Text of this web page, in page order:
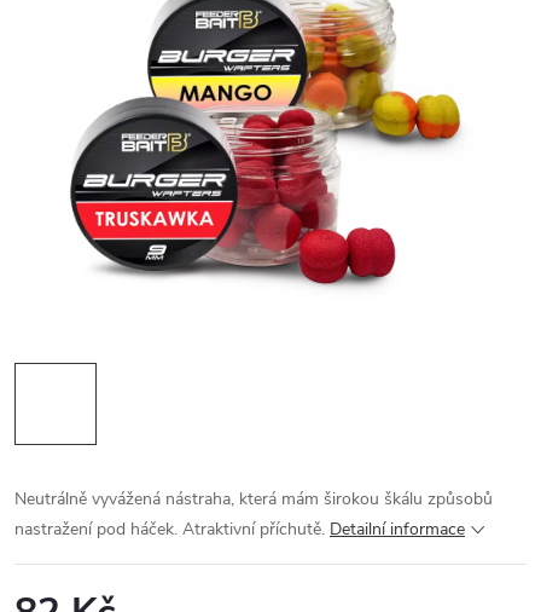
Neutrálně vyvážená nástraha, která mám širokou škálu způsobů
nastražení pod háček. Atraktivní příchutě. Detailní informace